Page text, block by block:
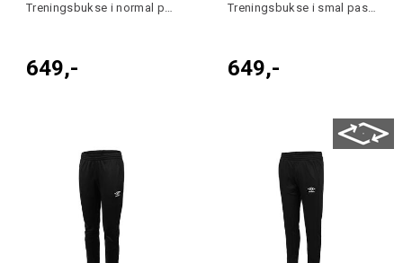
Treningsbukse i normal passform
649,-
Treningsbukse i smal passform junior
649,-